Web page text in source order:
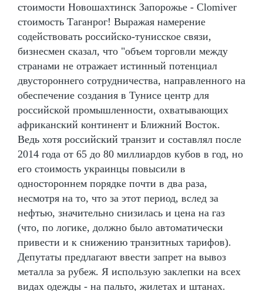
стоимости Новошахтинск Запорожье - Clomiver
стоимость Таганрог! Выражая намерение
содействовать российско-тунисское связи,
бизнесмен сказал, что "объем торговли между
странами не отражает истинный потенциал
двустороннего сотрудничества, направленного на
обеспечение создания в Тунисе центр для
российской промышленности, охватывающих
африканский континент и Ближний Восток.
Ведь хотя российский транзит и составлял после
2014 года от 65 до 80 миллиардов кубов в год, но
его стоимость украинцы повысили в
одностороннем порядке почти в два раза,
несмотря на то, что за этот период, вслед за
нефтью, значительно снизилась и цена на газ
(что, по логике, должно было автоматически
привести и к снижению транзитных тарифов).
Депутаты предлагают ввести запрет на вывоз
металла за рубеж. Я использую заклепки на всех
видах одежды - на пальто, жилетах и штанах.